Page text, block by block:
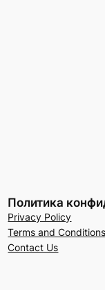
Политика
Privacy Policy
Terms and Conditions
Contact Us